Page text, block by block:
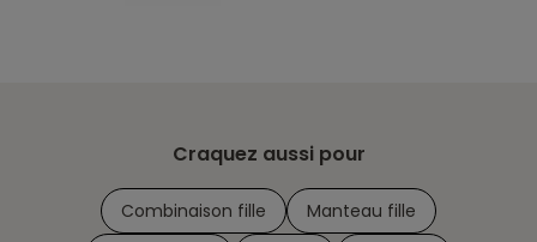
Craquez aussi pour
Combinaison fille
Manteau fille